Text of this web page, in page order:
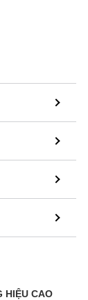
HIỆU CAO